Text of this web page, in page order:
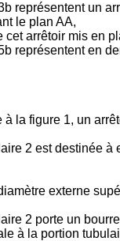
représentent un
le plan AA,
cet arrêtoir mis en
représentent en
à la figure 1, un
2 est destinée
externe
2 porte un
à la portion